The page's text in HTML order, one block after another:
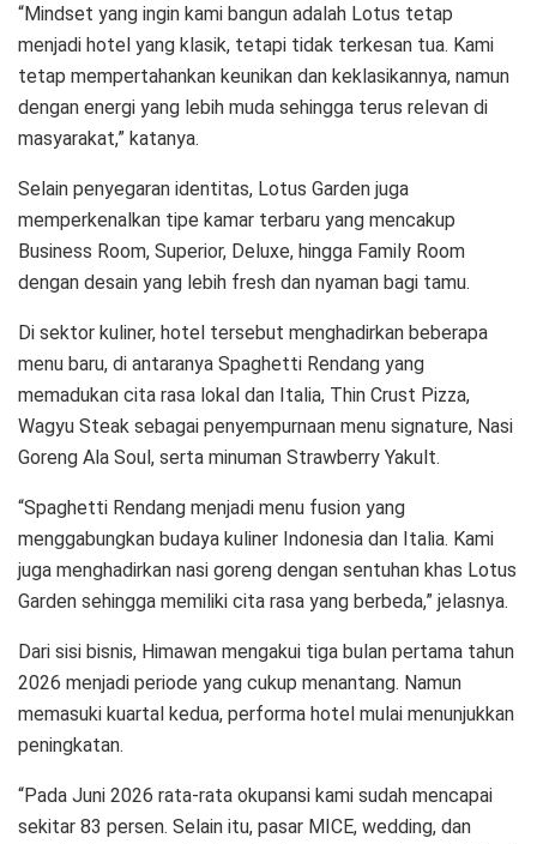
“Mindset yang ingin kami bangun adalah Lotus tetap
menjadi hotel yang klasik, tetapi tidak terkesan tua. Kami
tetap mempertahankan keunikan dan keklasikannya, namun
dengan energi yang lebih muda sehingga terus relevan di
masyarakat,” katanya.
Selain penyegaran identitas, Lotus Garden juga
memperkenalkan tipe kamar terbaru yang mencakup
Business Room, Superior, Deluxe, hingga Family Room
dengan desain yang lebih fresh dan nyaman bagi tamu.
Di sektor kuliner, hotel tersebut menghadirkan beberapa
menu baru, di antaranya Spaghetti Rendang yang
memadukan cita rasa lokal dan Italia, Thin Crust Pizza,
Wagyu Steak sebagai penyempurnaan menu signature, Nasi
Goreng Ala Soul, serta minuman Strawberry Yakult.
“Spaghetti Rendang menjadi menu fusion yang
menggabungkan budaya kuliner Indonesia dan Italia. Kami
juga menghadirkan nasi goreng dengan sentuhan khas Lotus
Garden sehingga memiliki cita rasa yang berbeda,” jelasnya.
Dari sisi bisnis, Himawan mengakui tiga bulan pertama tahun
2026 menjadi periode yang cukup menantang. Namun
memasuki kuartal kedua, performa hotel mulai menunjukkan
peningkatan.
“Pada Juni 2026 rata-rata okupansi kami sudah mencapai
sekitar 83 persen. Selain itu, pasar MICE, wedding, dan